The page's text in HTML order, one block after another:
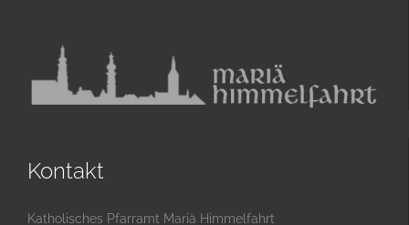
Kontakt
Katholisches Pfarramt Mariä Himmelfahrt